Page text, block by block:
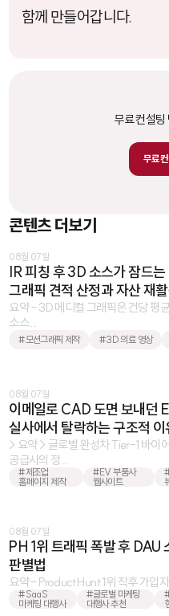
함께 만들어갑니다.
무료 컨설
무료
콘텐츠 더보기
08월 07일
IR 피칭 후 3D 소스가 잠드
그래픽 견적 산정과 자산 재
요약 - 3D 메디컬 그래픽은 건당
소스 ...
#모션그래픽 제작 #3D 의료 영상
08월 07일
이메일로 CAD 도면 보내던
실사에서 탈락하는 구조적 이
> 요약 > 글로벌 완성차 Tier-1 바이
공급사의 정 ...
#제조업
홈페이지 제작
#EV 부품사
웹사이트
08월 07일
PH 1위 트래픽 폭발 후
판별법
요약 - Product Hunt 1위 직후 가입
#SaaS
마케팅 대행사
#글로벌 마케팅
대행사 추천